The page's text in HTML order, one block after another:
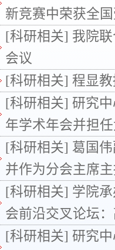
新竞赛中荣获全
[科研相关] 我院
会议
[科研相关] 程显
[科研相关] 研究
年学术年会并担
[科研相关] 葛国
并作为分会主席主
[科研相关] 学院
会前沿交叉论坛
[科研相关] 研究